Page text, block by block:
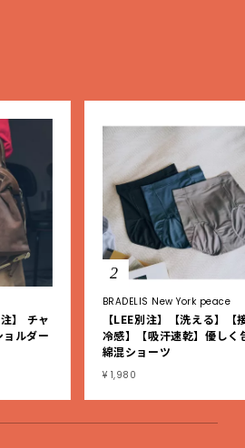
】 チャ
ルダー
2
BRADELIS New York peace
【LEE別注】【洗える】【
冷感】【吸汗速乾】優しく
綿混ショーツ
¥ 1,980